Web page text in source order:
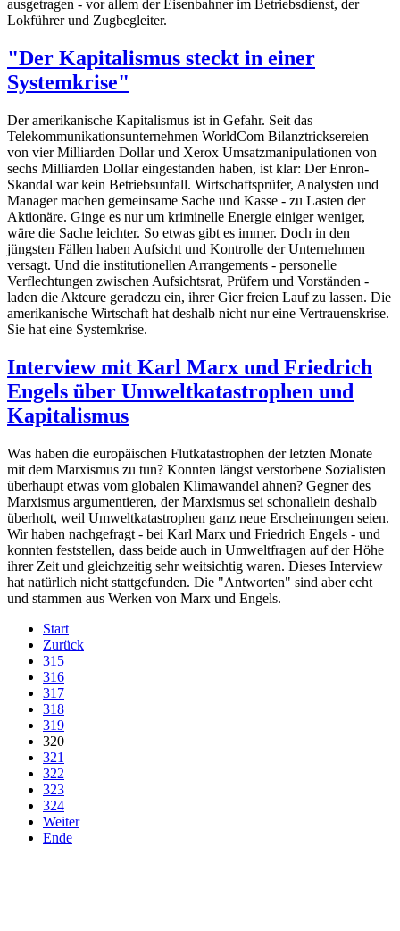
ausgetragen - vor allem der Eisenbahner im Betriebsdienst, der
Lokführer und Zugbegleiter.
"Der Kapitalismus steckt in einer
Systemkrise"
Der amerikanische Kapitalismus ist in Gefahr. Seit das
Telekommunikationsunternehmen WorldCom Bilanztricksereien
von vier Milliarden Dollar und Xerox Umsatzmanipulationen von
sechs Milliarden Dollar eingestanden haben, ist klar: Der Enron-
Skandal war kein Betriebsunfall. Wirtschaftsprüfer, Analysten und
Manager machen gemeinsame Sache und Kasse - zu Lasten der
Aktionäre. Ginge es nur um kriminelle Energie einiger weniger,
wäre die Sache leichter. So etwas gibt es immer. Doch in den
jüngsten Fällen haben Aufsicht und Kontrolle der Unternehmen
versagt. Und die institutionellen Arrangements - personelle
Verflechtungen zwischen Aufsichtsrat, Prüfern und Vorständen -
laden die Akteure geradezu ein, ihrer Gier freien Lauf zu lassen. Die
amerikanische Wirtschaft hat deshalb nicht nur eine Vertrauenskrise.
Sie hat eine Systemkrise.
Interview mit Karl Marx und Friedrich
Engels über Umweltkatastrophen und
Kapitalismus
Was haben die europäischen Flutkatastrophen der letzten Monate
mit dem Marxismus zu tun? Konnten längst verstorbene Sozialisten
überhaupt etwas vom globalen Klimawandel ahnen? Gegner des
Marxismus argumentieren, der Marxismus sei schonallein deshalb
überholt, weil Umweltkatastrophen ganz neue Erscheinungen seien.
Wir haben nachgefragt - bei Karl Marx und Friedrich Engels - und
konnten feststellen, dass beide auch in Umweltfragen auf der Höhe
ihrer Zeit und gleichzeitig sehr weitsichtig waren. Dieses Interview
hat natürlich nicht stattgefunden. Die "Antworten" sind aber echt
und stammen aus Werken von Marx und Engels.
Start
Zurück
315
316
317
318
319
320
321
322
323
324
Weiter
Ende